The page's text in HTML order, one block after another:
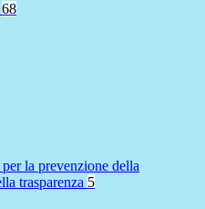
68
la prevenzione della
trasparenza 5